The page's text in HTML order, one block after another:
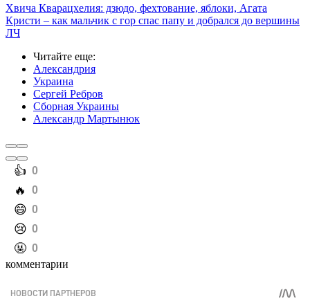
Хвича Кварацхелия: дзюдо, фехтование, яблоки, Агата
Кристи – как мальчик с гор спас папу и добрался до вершины
ЛЧ
Читайте еще:
Александрия
Украина
Сергей Ребров
Сборная Украины
Александр Мартынюк
️👍 0
️🔥 0
️😄 0
️😢 0
️🤬 0
комментарии